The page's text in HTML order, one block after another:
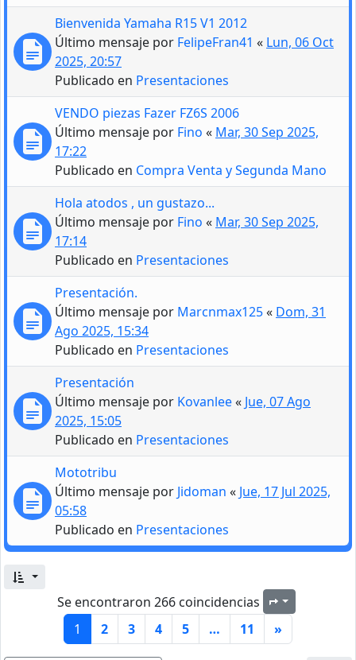
Bienvenida Yamaha R15 V1 2012
Último mensaje por FelipeFran41 « Lun, 06 Oct
2025, 20:57
Publicado en Presentaciones
VENDO piezas Fazer FZ6S 2006
Último mensaje por Fino « Mar, 30 Sep 2025,
17:22
Publicado en Compra Venta y Segunda Mano
Hola atodos , un gustazo...
Último mensaje por Fino « Mar, 30 Sep 2025,
17:14
Publicado en Presentaciones
Presentación.
Último mensaje por Marcnmax125« Dom, 31
Ago 2025, 15:34
Publicado en Presentaciones
Presentación
Último mensaje por Kovanlee« Jue, 07 Ago
2025, 15:05
Publicado en Presentaciones
Mototribu
Último mensaje por Jidoman « Jue, 17 Jul 2025,
05:58
Publicado en Presentaciones
Se encontraron 266 coincidencias Página
1 2 3 4 5 … 11 »